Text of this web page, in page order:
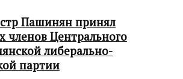
Пашинян принял
членов Центрального
либерально-
партии